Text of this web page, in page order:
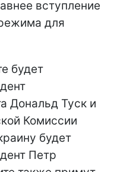
вступление
для
будет
Дональд Туск и
Комиссии
будет
Петр